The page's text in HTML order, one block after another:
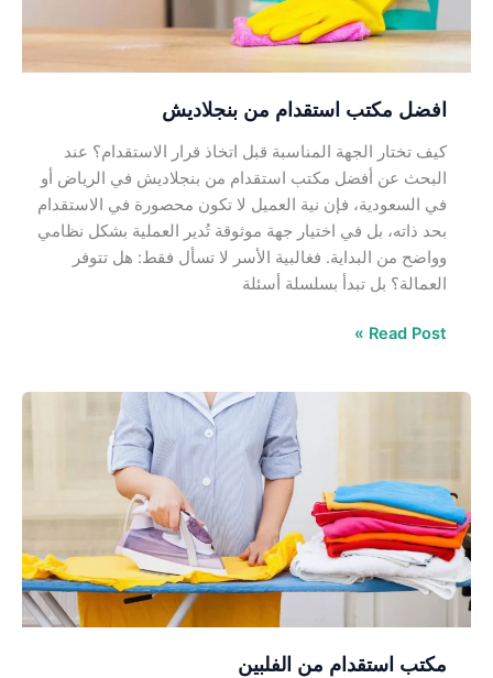
افضل مكتب استقدام من بنجلاديش
كيف تختار الجهة المناسبة قبل اتخاذ قرار الاستقدام؟ عند
البحث عن أفضل مكتب استقدام من بنجلاديش في الرياض أو
في السعودية، فإن نية العميل لا تكون محصورة في الاستقدام
بحد ذاته، بل في اختيار جهة موثوقة تُدير العملية بشكل نظامي
وواضح من البداية. فغالبية الأسر لا تسأل فقط: هل تتوفر
العمالة؟ بل تبدأ بسلسلة أسئلة
Read Post »
مكتب استقدام من الفلبين
الفلبين